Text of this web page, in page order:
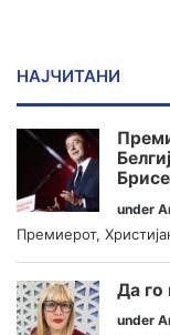
НАЈЧИТАНИ
under
Премиерот,
Да го
under